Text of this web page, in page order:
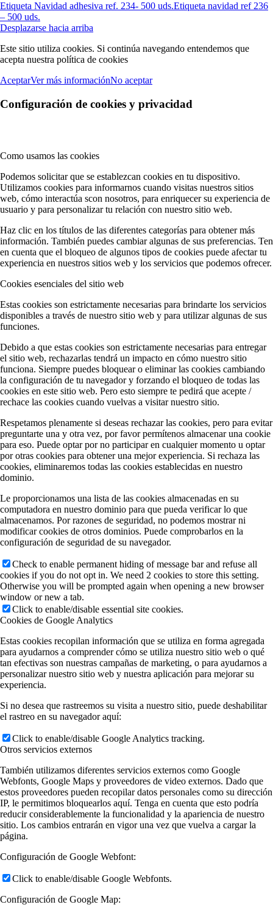
Etiqueta Navidad adhesiva ref. 234- 500 uds.Etiqueta navidad ref 236
– 500 uds.
Desplazarse hacia arriba
Este sitio utiliza cookies. Si continúa navegando entendemos que
acepta nuestra política de cookies
AceptarVer más informaciónNo aceptar
Configuración de cookies y privacidad
Como usamos las cookies
Podemos solicitar que se establezcan cookies en tu dispositivo.
Utilizamos cookies para informarnos cuando visitas nuestros sitios
web, cómo interactúa scon nosotros, para enriquecer su experiencia de
usuario y para personalizar tu relación con nuestro sitio web.
Haz clic en los títulos de las diferentes categorías para obtener más
información. También puedes cambiar algunas de sus preferencias. Ten
en cuenta que el bloqueo de algunos tipos de cookies puede afectar tu
experiencia en nuestros sitios web y los servicios que podemos ofrecer.
Cookies esenciales del sitio web
Estas cookies son estrictamente necesarias para brindarte los servicios
disponibles a través de nuestro sitio web y para utilizar algunas de sus
funciones.
Debido a que estas cookies son estrictamente necesarias para entregar
el sitio web, rechazarlas tendrá un impacto en cómo nuestro sitio
funciona. Siempre puedes bloquear o eliminar las cookies cambiando
la configuración de tu navegador y forzando el bloqueo de todas las
cookies en este sitio web. Pero esto siempre te pedirá que acepte /
rechace las cookies cuando vuelvas a visitar nuestro sitio.
Respetamos plenamente si deseas rechazar las cookies, pero para evitar
preguntarte una y otra vez, por favor permítenos almacenar una cookie
para eso. Puede optar por no participar en cualquier momento u optar
por otras cookies para obtener una mejor experiencia. Si rechaza las
cookies, eliminaremos todas las cookies establecidas en nuestro
dominio.
Le proporcionamos una lista de las cookies almacenadas en su
computadora en nuestro dominio para que pueda verificar lo que
almacenamos. Por razones de seguridad, no podemos mostrar ni
modificar cookies de otros dominios. Puede comprobarlos en la
configuración de seguridad de su navegador.
Check to enable permanent hiding of message bar and refuse all
cookies if you do not opt in. We need 2 cookies to store this setting.
Otherwise you will be prompted again when opening a new browser
window or new a tab.
Click to enable/disable essential site cookies.
Cookies de Google Analytics
Estas cookies recopilan información que se utiliza en forma agregada
para ayudarnos a comprender cómo se utiliza nuestro sitio web o qué
tan efectivas son nuestras campañas de marketing, o para ayudarnos a
personalizar nuestro sitio web y nuestra aplicación para mejorar su
experiencia.
Si no desea que rastreemos su visita a nuestro sitio, puede deshabilitar
el rastreo en su navegador aquí:
Click to enable/disable Google Analytics tracking.
Otros servicios externos
También utilizamos diferentes servicios externos como Google
Webfonts, Google Maps y proveedores de video externos. Dado que
estos proveedores pueden recopilar datos personales como su dirección
IP, le permitimos bloquearlos aquí. Tenga en cuenta que esto podría
reducir considerablemente la funcionalidad y la apariencia de nuestro
sitio. Los cambios entrarán en vigor una vez que vuelva a cargar la
página.
Configuración de Google Webfont:
Click to enable/disable Google Webfonts.
Configuración de Google Map: